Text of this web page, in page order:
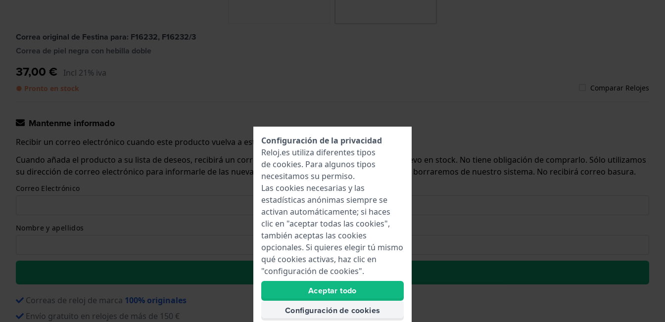
Correa original de Festina para: F16232, F16232/3
Correa de piel negra con hebilla doble
37,00 € Incl 21% iva
● Pronto en stock Comparar Relojes
Mantenme informado
Recibir un correo electrónico cuando este producto vuelva a estar disponible.
Cuando añada el producto a su lista de deseos, recibirá un correo electrónico cuando lo tengamos de nuevo en stock. No tiene obligación de comprarlo. Sólo utilizamos
su dirección de correo electrónico para informarle de las nuevas existencias. Inmediatamente después, la borraremos de nuestro sistema. No recibirá correo basura.
Correo Electrónico
Nombre y apellidos
La lista de deseos
Correas de reloj de marca 100% originales
Envío gratuito en relojes de más de 150 €
Configuración de la privacidad
Reloj.es utiliza diferentes tipos
de cookies. Para algunos tipos
necesitamos su permiso.
Las cookies necesarias y las
estadísticas anónimas siempre se
activan automáticamente; si haces
clic en "aceptar todas las cookies",
también aceptas las cookies
opcionales. Si quieres elegir tú mismo
qué cookies activas, haz clic en
"configuración de cookies".
Aceptar todo
Configuración de cookies